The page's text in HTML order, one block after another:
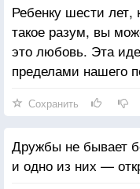
Ребенку шести лет,
такое разум, вы
это любовь. Эта
пределами нашего
Сохранить
Дружбы не бывает
и одно из них —